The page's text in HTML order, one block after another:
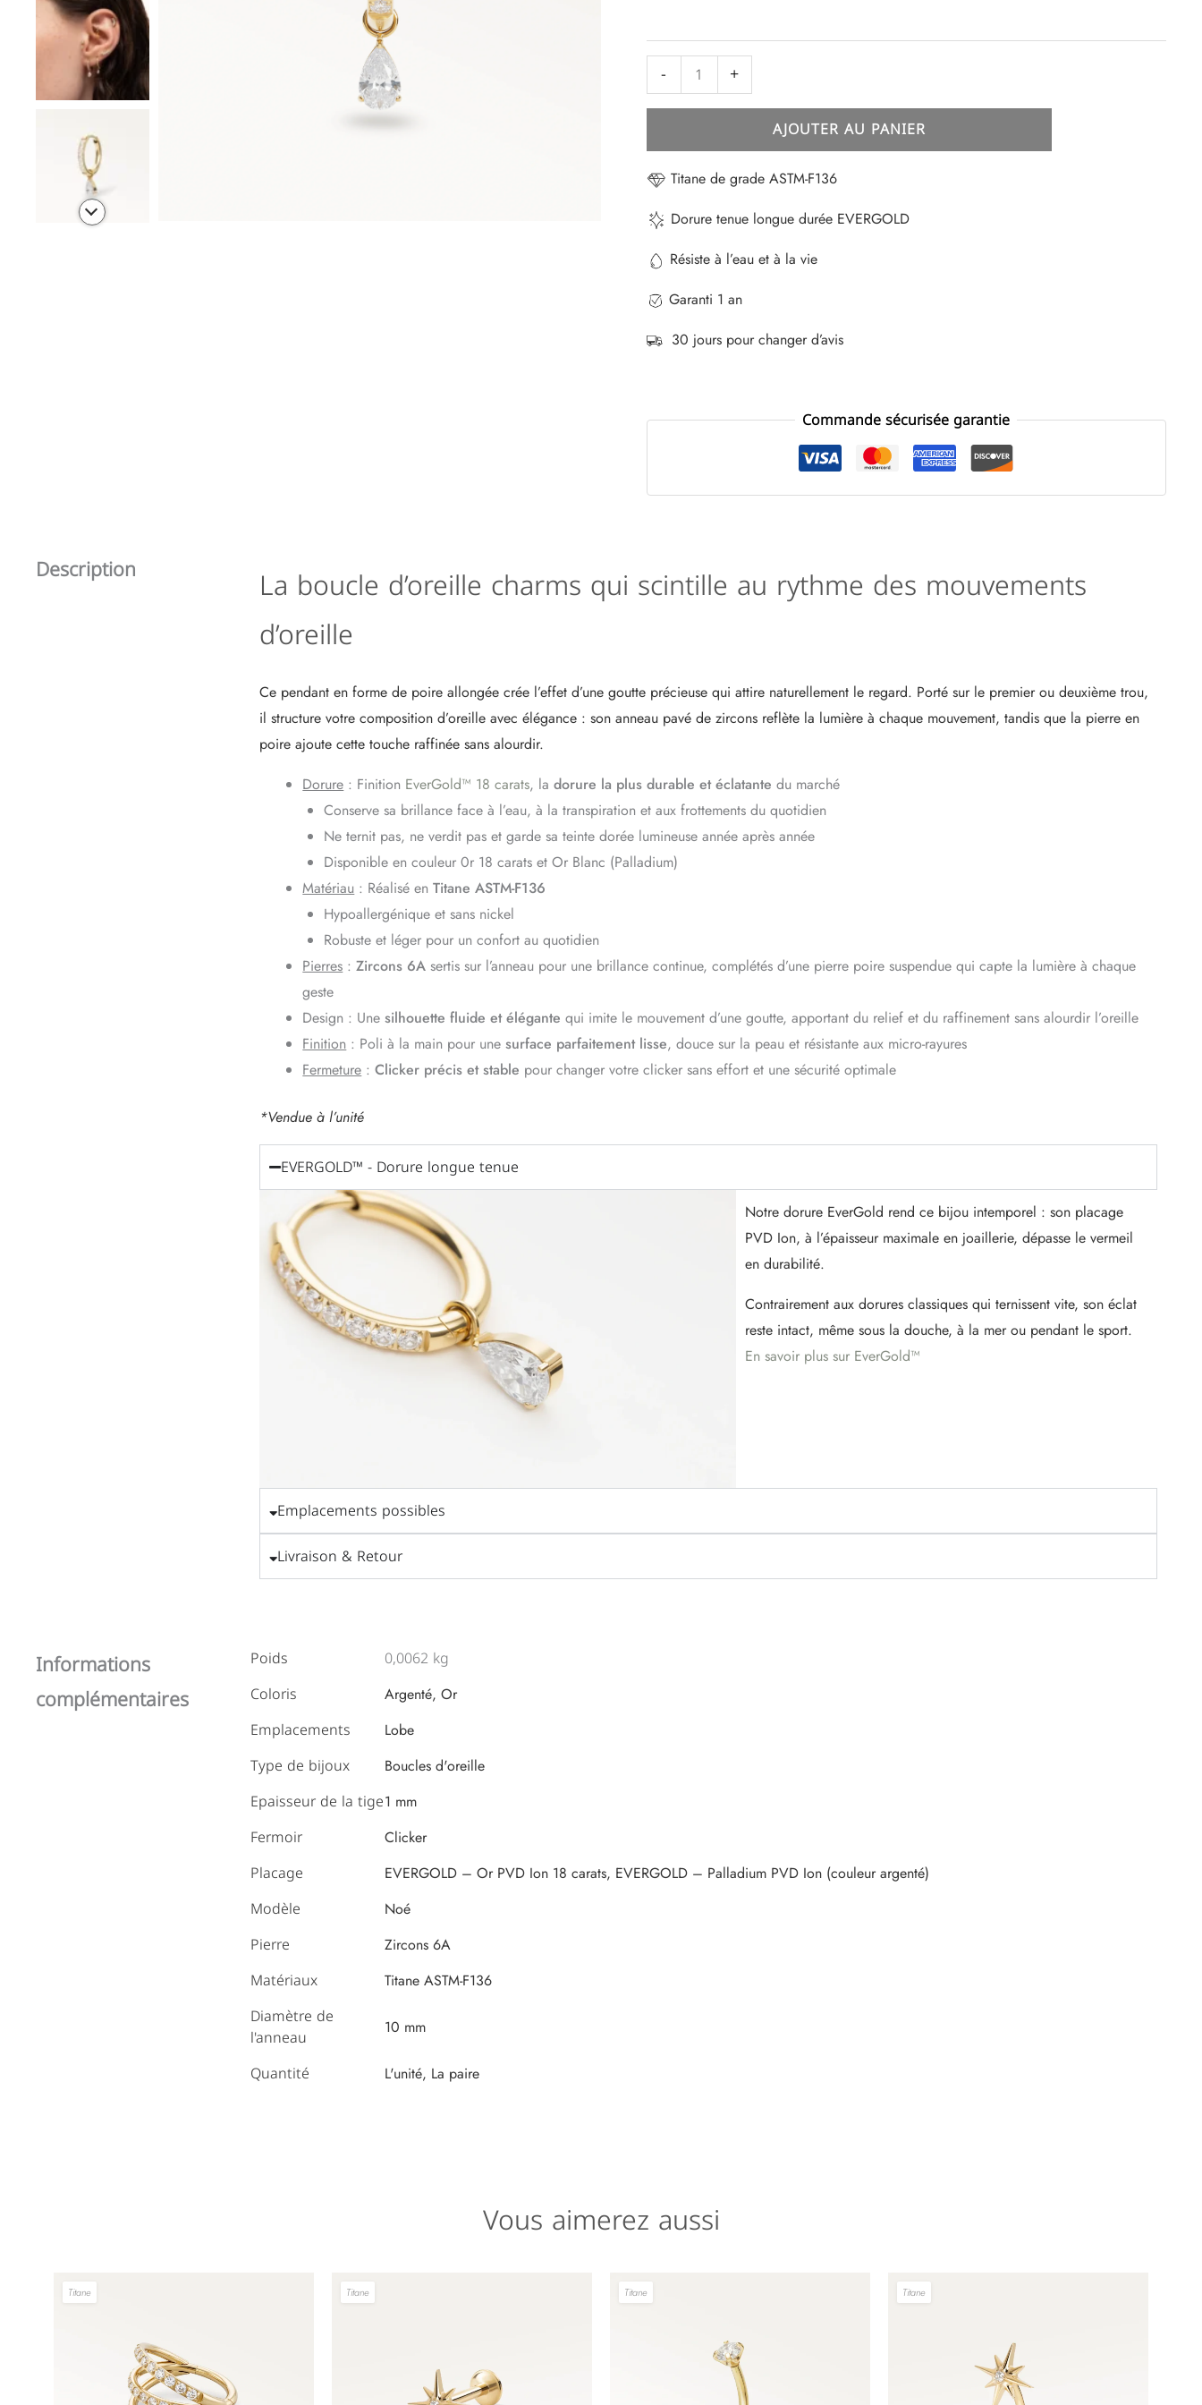
- +
AJOUTER AU PANIER
Titane de grade ASTM-F136
Dorure tenue longue durée EVERGOLD
Résiste à l’eau et à la vie
Garanti 1 an
30 jours pour changer d’avis
Commande sécurisée garantie
Description
La boucle d’oreille charms qui scintille au rythme des mouvements
d’oreille
Ce pendant en forme de poire allongée crée l’effet d’une goutte précieuse qui attire naturellement le regard. Porté sur le premier ou deuxième trou,
il structure votre composition d’oreille avec élégance : son anneau pavé de zircons reflète la lumière à chaque mouvement, tandis que la pierre en
poire ajoute cette touche raffinée sans alourdir.
Dorure : Finition EverGold™ 18 carats, ladorure la plus durable et éclatante du marché
Conserve sa brillance face à l’eau, à la transpiration et aux frottements du quotidien
Ne ternit pas, ne verdit pas et garde sa teinte dorée lumineuse année après année
Disponible en couleur 0r 18 carats et Or Blanc (Palladium)
Matériau : Réalisé enTitane ASTM-F136
Hypoallergénique et sans nickel
Robuste et léger pour un confort au quotidien
Pierres :Zircons 6A sertis sur l’anneau pour une brillance continue, complétés d’une pierre poire suspendue qui capte la lumière à chaque
geste
Design : Unesilhouette fluide et élégante qui imite le mouvement d’une goutte, apportant du relief et du raffinement sans alourdir l’oreille
Finition : Poli à la main pour unesurface parfaitement lisse, douce sur la peau et résistante aux micro-rayures
Fermeture :Clicker précis et stable pour changer votre clicker sans effort et une sécurité optimale
*Vendue à l’unité
EVERGOLD™ - Dorure longue tenue
Notre dorure EverGold rend ce bijou intemporel : son placage
PVD Ion, à l’épaisseur maximale en joaillerie, dépasse le vermeil
en durabilité.
Contrairement aux dorures classiques qui ternissent vite, son éclat
reste intact, même sous la douche, à la mer ou pendant le sport.
En savoir plus sur EverGold™
Emplacements possibles
Livraison & Retour
Informations
complémentaires
Poids
0,0062 kg
Coloris
Argenté, Or
Emplacements Lobe
Type de bijoux Boucles d'oreille
Epaisseur de la tige1 mm
Fermoir Clicker
Placage EVERGOLD – Or PVD Ion 18 carats, EVERGOLD – Palladium PVD Ion (couleur argenté)
Modèle Noé
Pierre Zircons 6A
Matériaux Titane ASTM-F136
Diamètre de
l'anneau 10 mm
Quantité L'unité, La paire
Vous aimerez aussi
Titane Titane Titane Titane